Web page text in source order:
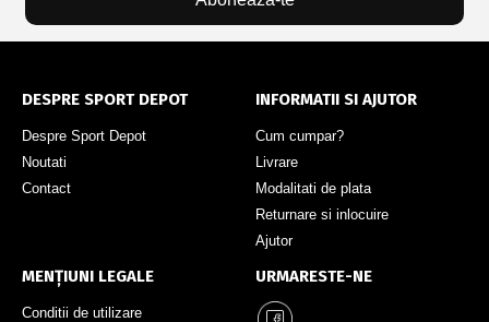
DESPRE SPORT DEPOT
Despre Sport Depot
Noutati
Contact
INFORMATII SI AJUTOR
Cum cumpar?
Livrare
Modalitati de plata
Returnare si inlocuire
Ajutor
MENȚIUNI LEGALE
Conditii de utilizare
URMARESTE-NE